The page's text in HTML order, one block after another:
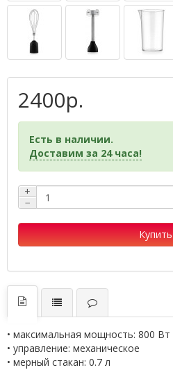
2400р.
Есть в наличии.
Доставим за 24 часа!
+
−
Купить
• максимальная мощность: 800 Вт
• управление: механическое
• мерный стакан: 0.7 л